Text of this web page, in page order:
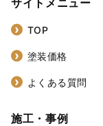
サイトメニュー
TOP
塗装価格
よくある質問
施工・事例